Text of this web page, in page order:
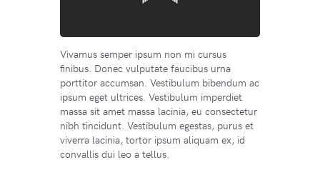
Vivamus semper ipsum non mi cursus
finibus. Donec vulputate faucibus urna
porttitor accumsan. Vestibulum bibendum ac
ipsum eget ultrices. Vestibulum imperdiet
massa sit amet massa lacinia, eu consectetur
nibh tincidunt. Vestibulum egestas, purus et
viverra lacinia, tortor ipsum aliquam ex, id
convallis dui leo a tellus.